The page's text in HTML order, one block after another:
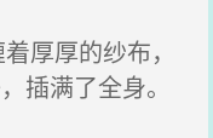
厚厚的纱布，
插满了全身。